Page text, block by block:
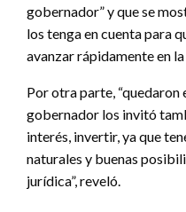
gobernador” y que se
los tenga en cuenta para
avanzar rápidamente en
Por otra parte, “quedaron
gobernador los invitó
interés, invertir, ya que
naturales y buenas
jurídica”, reveló.